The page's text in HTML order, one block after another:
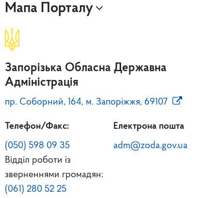
Мапа Порталу
Запорізька Обласна Державна
Адміністрація
пр. Соборний, 164, м. Запоріжжя, 69107
Телефон/Факс:
(050) 598 09 35
Відділ роботи із
зверненнями громадян:
(061) 280 52 25
Електрона пошта
adm@zoda.gov.ua